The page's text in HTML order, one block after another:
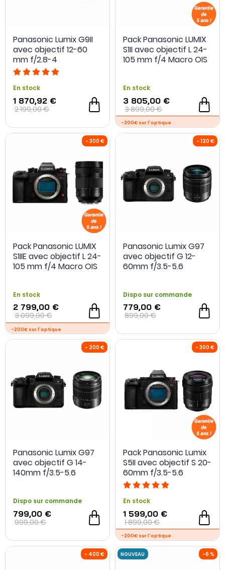
-200€ sur l'optique
Panasonic Lumix G9II
avec objectif 12-60
mm f/2.8-4
En stock
1 870,92 €
2 199,00 €
Pack Panasonic LUMIX
S1II avec objectif L 24-
105 mm f/4 Macro OIS
En stock
3 805,00 €
3 899,00 €
Pack Panasonic LUMIX
S1IIE avec objectif L 24-
105 mm f/4 Macro OIS
En stock
2 799,00 €
3 099,00 €
Panasonic Lumix G97
avec objectif G 12-
60mm f/3.5-5.6
Dispo sur commande
779,00 €
899,00 €
Panasonic Lumix G97
avec objectif G 14-
140mm f/3.5-5.6
Dispo sur commande
799,00 €
999,00 €
Pack Panasonic Lumix
S5II avec objectif S 20-
60mm f/3.5-5.6
En stock
1 599,00 €
1 899,00 €